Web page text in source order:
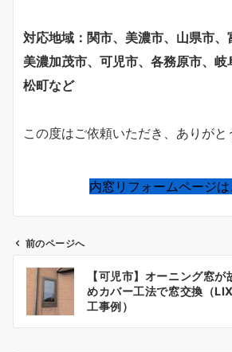
対応地域：関市、美濃市、山県市、
美濃加茂市、可児市、各務原市、
松町など
この度はご依頼いただき、ありがと
内窓リフォームページは
投
ナ
前のページへ
【可児市】オーニング窓
めカバー工法で窓交換（
工事例）